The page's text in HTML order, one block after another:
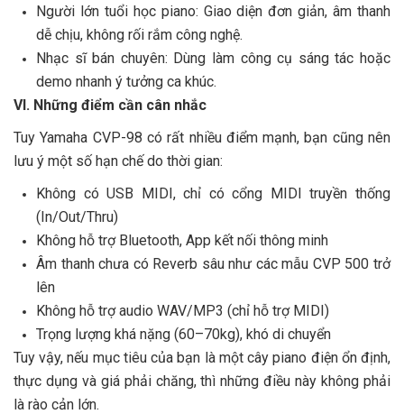
Người lớn tuổi học piano: Giao diện đơn giản, âm thanh
dễ chịu, không rối rắm công nghệ.
Nhạc sĩ bán chuyên: Dùng làm công cụ sáng tác hoặc
demo nhanh ý tưởng ca khúc.
VI. Những điểm cần cân nhắc
Tuy Yamaha CVP-98 có rất nhiều điểm mạnh, bạn cũng nên
lưu ý một số hạn chế do thời gian:
Không có USB MIDI, chỉ có cổng MIDI truyền thống
(In/Out/Thru)
Không hỗ trợ Bluetooth, App kết nối thông minh
Âm thanh chưa có Reverb sâu như các mẫu CVP 500 trở
lên
Không hỗ trợ audio WAV/MP3 (chỉ hỗ trợ MIDI)
Trọng lượng khá nặng (60–70kg), khó di chuyển
Tuy vậy, nếu mục tiêu của bạn là một cây piano điện ổn định,
thực dụng và giá phải chăng, thì những điều này không phải
là rào cản lớn.